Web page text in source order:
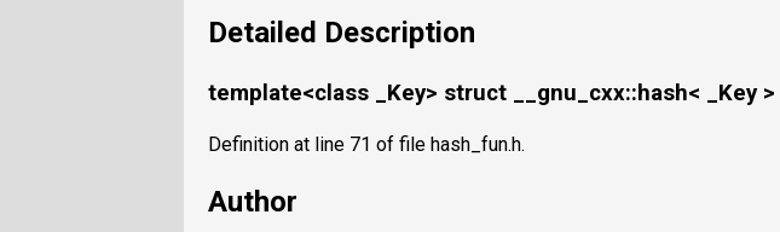
Detailed Description
template<class _Key> struct __gnu_cxx::hash< _Key >
Definition at line 71 of file hash_fun.h.
Author